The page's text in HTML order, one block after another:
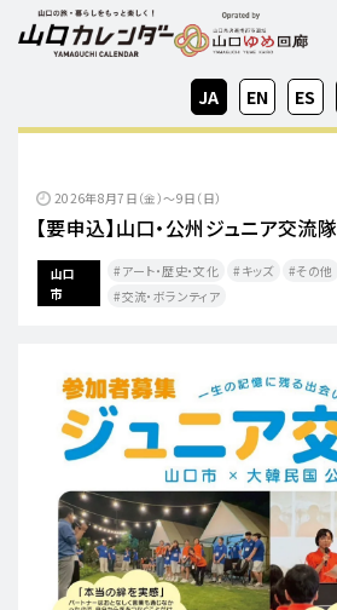
EN
JA ES
2026年8月7日（金）〜9日（日）
【要申込】山口・公州ジュニア交流隊
山口
市
アート・歴史・文化 キッズ その他
交流・ボランティア